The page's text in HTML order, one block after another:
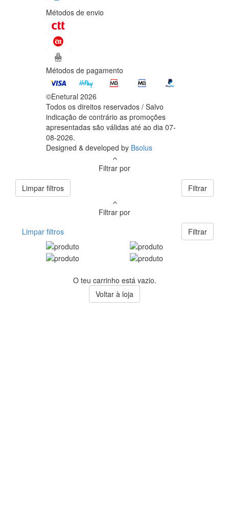
Métodos de envio
Métodos de pagamento
©Enetural 2026
Todos os direitos reservados / Salvo
indicação de contrário as promoções
apresentadas são válidas até ao dia 07-
08-2026.
Designed & developed by Bsolus
Filtrar por
Limpar filtros
Filtrar
Filtrar por
Limpar filtros
Filtrar
O teu carrinho está vazio.
Voltar à loja